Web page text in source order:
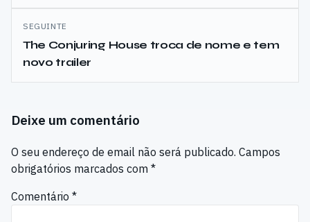
artigos
SEGUINTE
The Conjuring House troca de nome e tem
novo trailer
Deixe um comentário
O seu endereço de email não será publicado. Campos
obrigatórios marcados com *
Comentário *